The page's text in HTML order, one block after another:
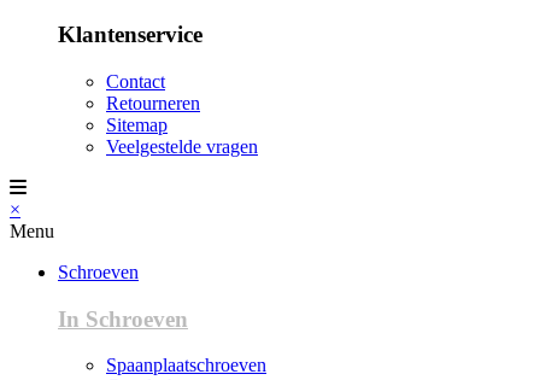
Klantenservice
Contact
Retourneren
Sitemap
Veelgestelde vragen
×
Menu
Schroeven
In Schroeven
Spaanplaatschroeven